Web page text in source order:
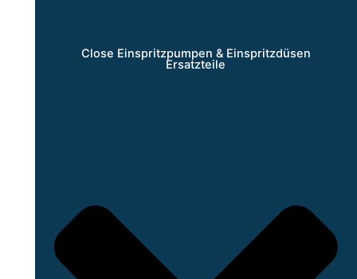
Close Einspritzpumpen & Einspritzdüsen
Ersatzteile